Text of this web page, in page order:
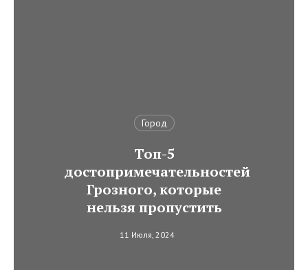
Город
Топ-5
достопримечательностей
Грозного, которые
нельзя пропустить
11 Июля, 2024